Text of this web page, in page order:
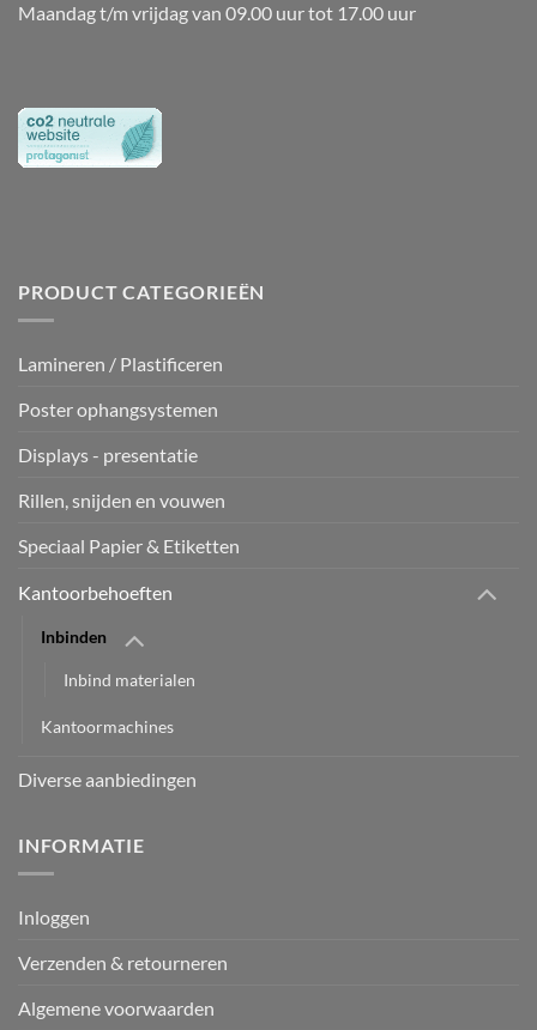
Maandag t/m vrijdag van 09.00 uur tot 17.00 uur
PRODUCT CATEGORIEËN
Lamineren / Plastificeren
Poster ophangsystemen
Displays - presentatie
Rillen, snijden en vouwen
Speciaal Papier & Etiketten
Kantoorbehoeften
Inbinden
Inbind materialen
Kantoormachines
Diverse aanbiedingen
INFORMATIE
Inloggen
Verzenden & retourneren
Algemene voorwaarden